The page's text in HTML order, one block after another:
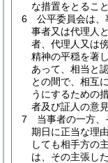
な措置をとるこ
6
公平委員会は
事者又は代理人
者、代理人又は
精神の平穏を著
あって、相当と
との間で、相互
うにするための
者及び証人の意
7
当事者の一方
期日に正当な理
しても相手方の
は、その主張し